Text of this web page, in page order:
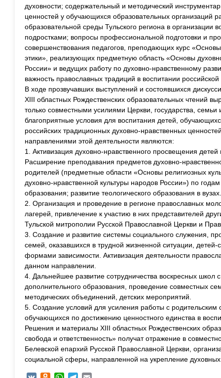
духовности; содержательный и методический
ценностей у обучающихся образовательных организаций
образовательной среды Тульского региона в организации
подростками; вопросы профессиональной подготовки и
совершенствования педагогов, преподающих курс «Основы
этики», реализующих предметную область «Основы
России» и ведущих работу по духовно-нравственному
важность православных традиций в воспитании
В ходе прозвучавших выступлений и состоявшихся
ХIII областных Рождественских образовательных чтений
только совместными усилиями Церкви, государства,
благоприятные условия для воспитания детей,
российских традиционных духовно-нравственных
направлениями этой деятельности являются:
1. Активизация духовно-нравственного просвещения
Расширение преподавания предметов духовно-
родителей (предметные области «Основы религиозных
духовно-нравственной культуры народов России») по
образования; развитие теологического образования в вузах.
2. Организация и проведение в регионе православных
лагерей, привлечение к участию в них представителей
Тульской митрополии Русской Православной Церкви и
3. Создание и развитие системы социального служения,
семей, оказавшихся в трудной жизненной ситуации,
формами зависимости. Активизация деятельности
данном направлении.
4. Дальнейшее развитие сотрудничества воскресных школ
дополнительного образования, проведение совместных
методических объединений, детских мероприятий.
5. Создание условий для усиления работы с
обучающихся по достижению ценностного единства в
Решения и материалы ХIII областных Рождественских
свобода и ответственность» получат отражение в
Белевской епархий Русской Православной Церкви,
социальной сферы, направленной на укрепление